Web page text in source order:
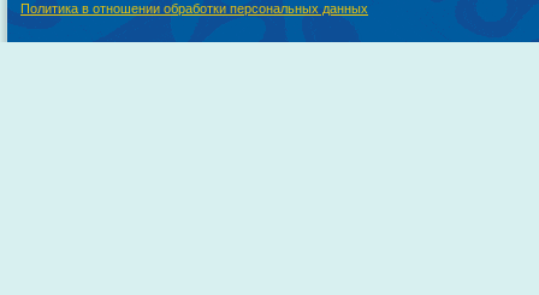
Политика в отношении обработки персональных данных